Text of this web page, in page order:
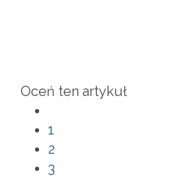
Oceń ten artykuł
1
2
3